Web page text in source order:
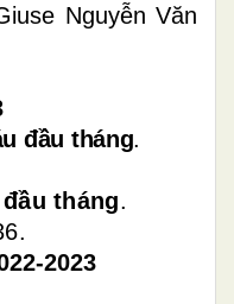
Nguyễn Văn
đầu tháng.
tháng.
.
2023